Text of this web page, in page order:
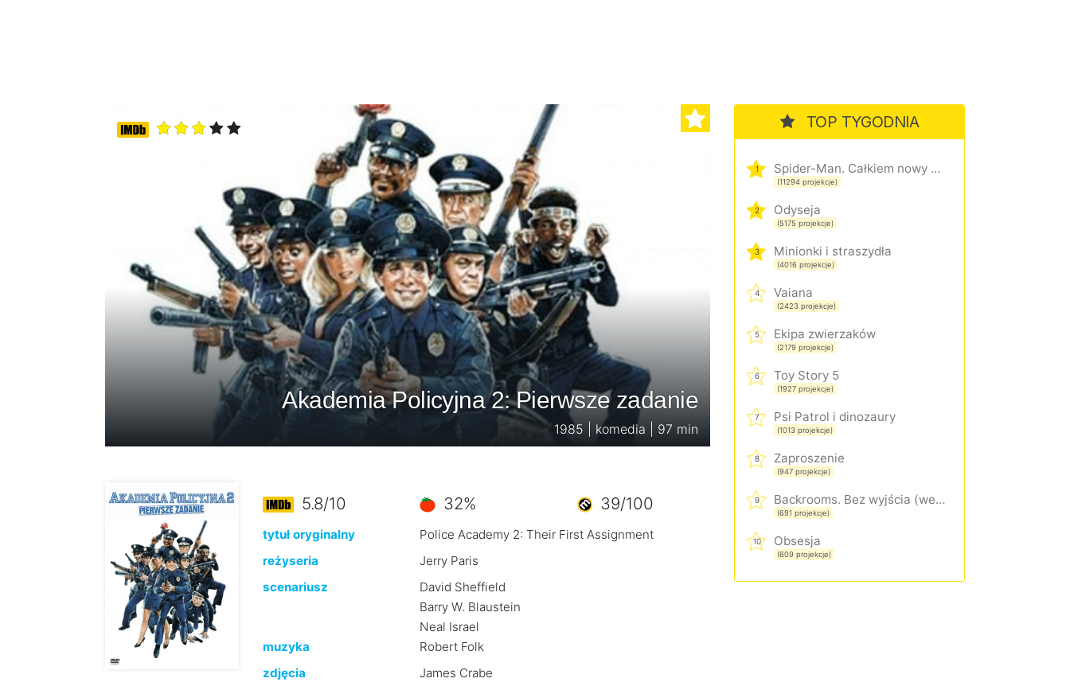
Akademia Policyjna 2: Pierwsze zadanie
1985 | komedia | 97 min
5.8/10 32% 39/100
tytuł oryginalny
Police Academy 2: Their First Assignment
reżyseria
Jerry Paris
scenariusz
David Sheffield
Barry W. Blaustein
Neal Israel
muzyka
Robert Folk
zdjęcia
James Crabe
TOP TYGODNIA
1 Spider-Man. Całkiem nowy dzień
(11294 projekcje)
2 Odyseja
(5175 projekcje)
3 Minionki i straszydła
(4016 projekcje)
4 Vaiana
(2423 projekcje)
5 Ekipa zwierzaków
(2179 projekcje)
6 Toy Story 5
(1927 projekcje)
7 Psi Patrol i dinozaury
(1013 projekcje)
8 Zaproszenie
(947 projekcje)
9 Backrooms. Bez wyjścia (wersja rozszerzona)
(691 projekcje)
10 Obsesja
(609 projekcje)